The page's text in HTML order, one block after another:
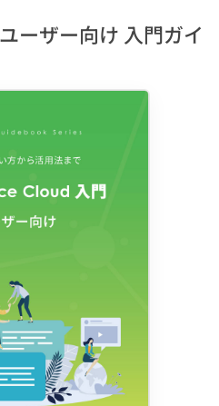
ーザー向け 入門ガイ